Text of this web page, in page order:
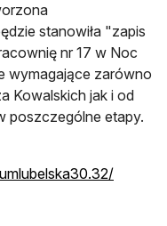
stanowiła "zapis
nr 17 w Noc
wymagające zarówno
Kowalskich jak i od
poszczególne etapy.
otwiera